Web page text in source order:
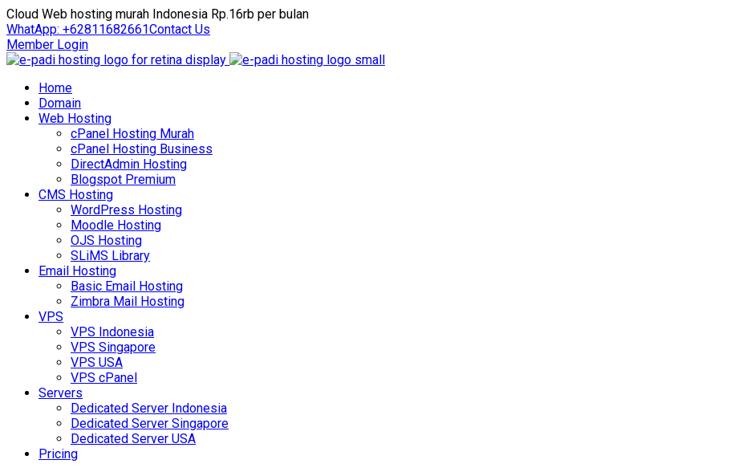
Cloud Web hosting murah Indonesia Rp.16rb per bulan
WhatApp: +62811682661Contact Us
Member Login
Home
Domain
Web Hosting
cPanel Hosting Murah
cPanel Hosting Business
DirectAdmin Hosting
Blogspot Premium
CMS Hosting
WordPress Hosting
Moodle Hosting
OJS Hosting
SLiMS Library
Email Hosting
Basic Email Hosting
Zimbra Mail Hosting
VPS
VPS Indonesia
VPS Singapore
VPS USA
VPS cPanel
Servers
Dedicated Server Indonesia
Dedicated Server Singapore
Dedicated Server USA
Pricing